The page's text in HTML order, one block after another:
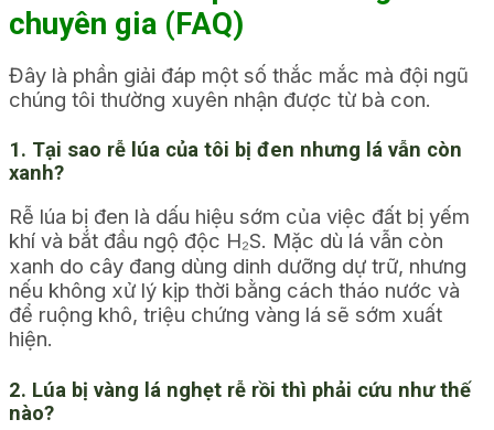
chuyên gia (FAQ)
Đây là phần giải đáp một số thắc mắc mà đội ngũ
chúng tôi thường xuyên nhận được từ bà con.
1. Tại sao rễ lúa của tôi bị đen nhưng lá vẫn còn
xanh?
Rễ lúa bị đen là dấu hiệu sớm của việc đất bị yếm
khí và bắt đầu ngộ độc H₂S. Mặc dù lá vẫn còn
xanh do cây đang dùng dinh dưỡng dự trữ, nhưng
nếu không xử lý kịp thời bằng cách tháo nước và
để ruộng khô, triệu chứng vàng lá sẽ sớm xuất
hiện.
2. Lúa bị vàng lá nghẹt rễ rồi thì phải cứu như thế
nào?